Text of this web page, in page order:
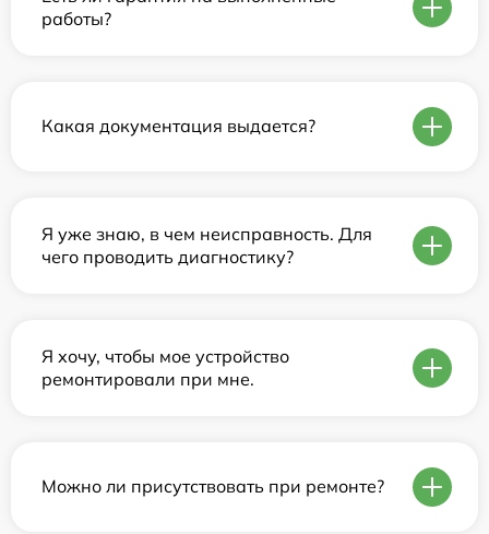
работы?
Какая документация выдается?
Я уже знаю, в чем неисправность. Для
чего проводить диагностику?
Я хочу, чтобы мое устройство
ремонтировали при мне.
Можно ли присутствовать при ремонте?